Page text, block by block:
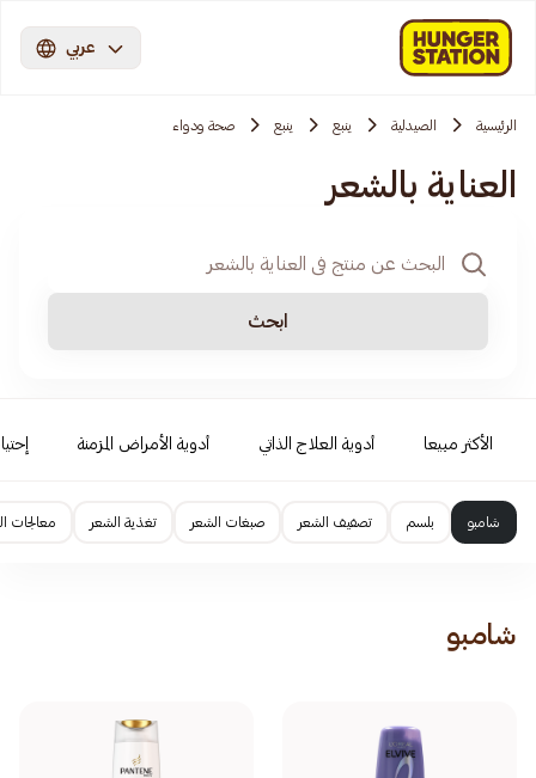
عربي
الرئيسية الصيدلية ينبع ينبع صحة ودواء
العناية بالشعر
ابحث
الأكثر مبيعا أدوية العلاج الذاتي أدوية الأمراض المزمنة
شامبو بلسم تصفيف الشعر صبغات الشعر تغذية الشعر معالجات
شامبو